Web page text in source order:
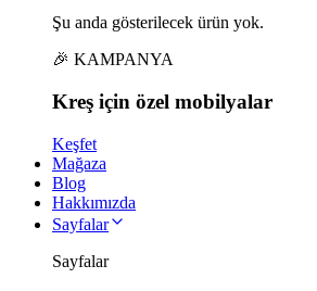
Şu anda gösterilecek ürün yok.
🎉 KAMPANYA
Kreş için özel mobilyalar
Keşfet
Mağaza
Blog
Hakkımızda
Sayfalar
Sayfalar